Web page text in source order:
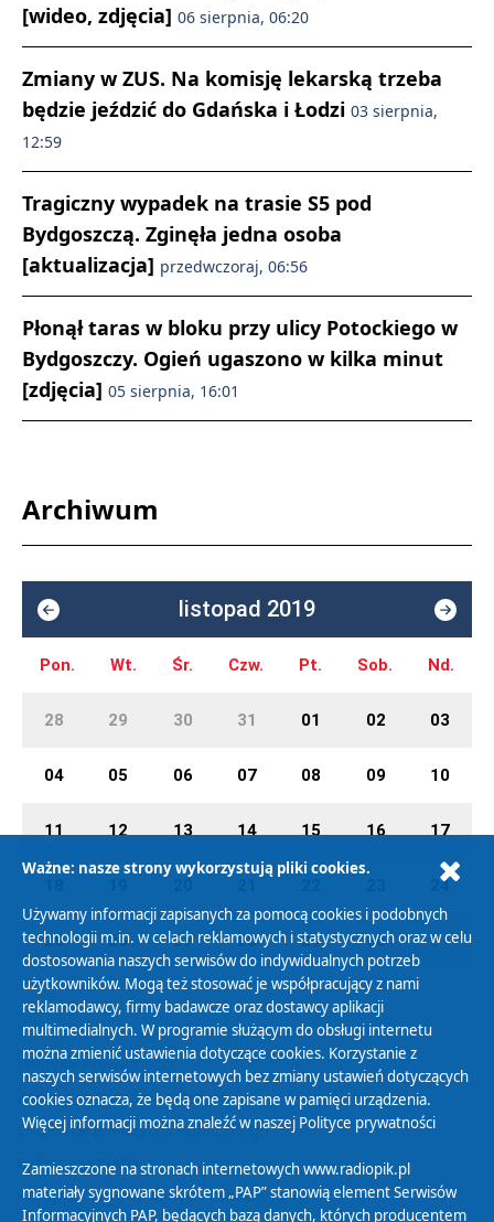
[wideo, zdjęcia] 06 sierpnia, 06:20
Zmiany w ZUS. Na komisję lekarską trzeba
będzie jeździć do Gdańska i Łodzi 03 sierpnia,
12:59
Tragiczny wypadek na trasie S5 pod
Bydgoszczą. Zginęła jedna osoba
[aktualizacja] przedwczoraj, 06:56
Płonął taras w bloku przy ulicy Potockiego w
Bydgoszczy. Ogień ugaszono w kilka minut
[zdjęcia] 05 sierpnia, 16:01
Archiwum
listopad 2019
Pon. Wt. Śr. Czw. Pt. Sob. Nd.
28 29 30 31 01 02 03
04 05 06 07 08 09 10
11 12 13 14 15 16 17
24
25 26 27 28 29 30 01
Polityka Prywatności
Zasady korzystania z Serwisu
Organizacje Pożytku Publicznego
Cyfryzacja DAB+
Polityka ochrony danych osobowych
Ważne: nasze strony wykorzystują pliki cookies.
Używamy informacji zapisanych za pomocą cookies i podobnych
technologii m.in. w celach reklamowych i statystycznych oraz w celu
dostosowania naszych serwisów do indywidualnych potrzeb
użytkowników. Mogą też stosować je współpracujący z nami
reklamodawcy, firmy badawcze oraz dostawcy aplikacji
multimedialnych. W programie służącym do obsługi internetu
można zmienić ustawienia dotyczące cookies. Korzystanie z
naszych serwisów internetowych bez zmiany ustawień dotyczących
cookies oznacza, że będą one zapisane w pamięci urządzenia.
Więcej informacji można znaleźć w naszej Polityce prywatności
Zamieszczone na stronach internetowych www.radiopik.pl
materiały sygnowane skrótem „PAP” stanowią element Serwisów
Informacyjnych PAP, będących bazą danych, których producentem